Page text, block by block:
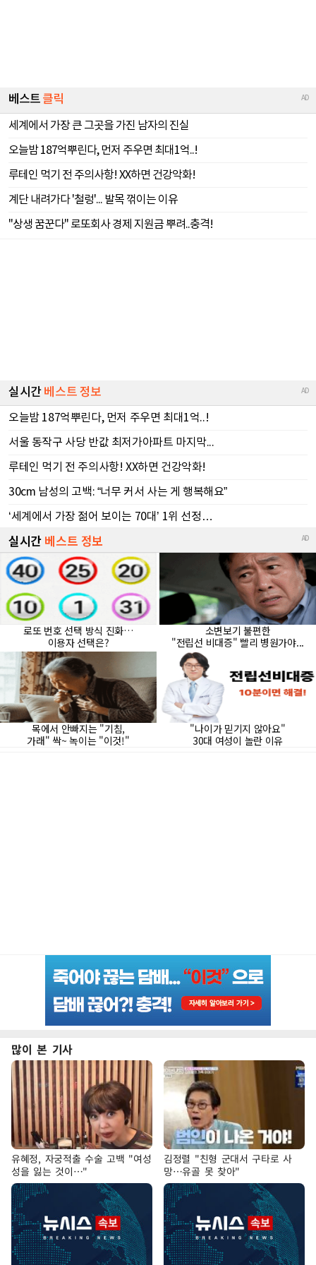
많이 본 기사
유혜정, 자궁적출 수술 고백 "여성
성을 잃는 것이…"
김정렬 "친형 군대서 구타로 사
망…유골 못 찾아"